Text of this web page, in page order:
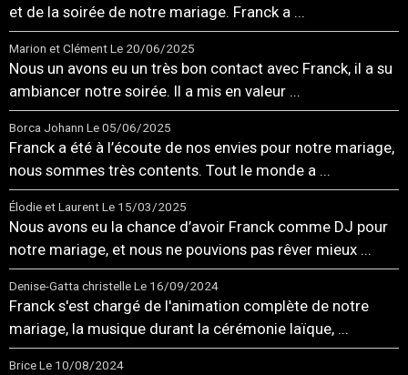
et de la soirée de notre mariage. Franck a ...
Marion et ClémentLe 20/06/2025
Nous un avons eu un très bon contact avec Franck, il a su
ambiancer notre soirée. Il a mis en valeur ...
Borca Johann Le 05/06/2025
Franck a été à l’écoute de nos envies pour notre mariage,
nous sommes très contents. Tout le monde a ...
Élodie et LaurentLe 15/03/2025
Nous avons eu la chance d’avoir Franck comme DJ pour
notre mariage, et nous ne pouvions pas rêver mieux ...
Denise-Gatta christelleLe 16/09/2024
Franck s'est chargé de l'animation complète de notre
mariage, la musique durant la cérémonie laïque, ...
BriceLe 10/08/2024